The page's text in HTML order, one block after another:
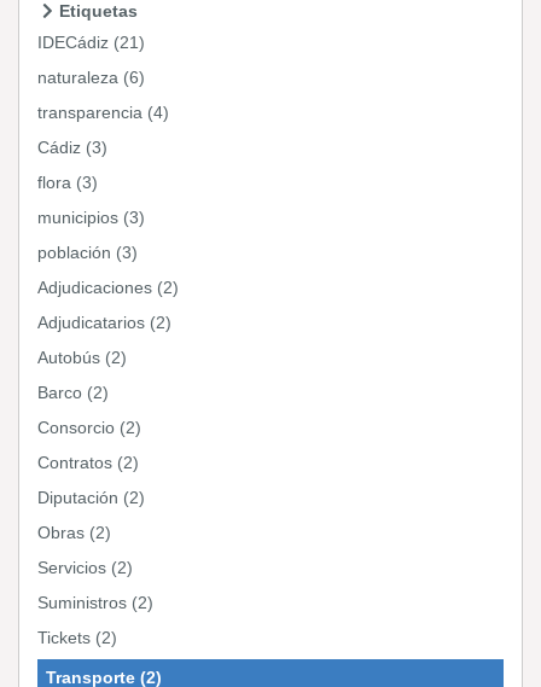
Etiquetas
IDECádiz (21)
naturaleza (6)
transparencia (4)
Cádiz (3)
flora (3)
municipios (3)
población (3)
Adjudicaciones (2)
Adjudicatarios (2)
Autobús (2)
Barco (2)
Consorcio (2)
Contratos (2)
Diputación (2)
Obras (2)
Servicios (2)
Suministros (2)
Tickets (2)
Transporte (2)